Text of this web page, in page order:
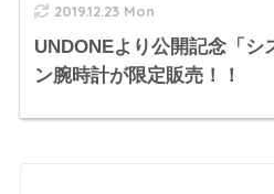
2019.12.23 Mon
UNDONEより公開記念「シ
ン腕時計が限定販売！！